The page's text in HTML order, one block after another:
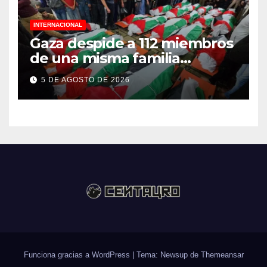
INTERNACIONAL
Gaza despide a 112 miembros
de una misma familia
asesinados durante el
genocidio
5 DE AGOSTO DE 2026
Funciona gracias a WordPress Tema: Newsup de Themeansar